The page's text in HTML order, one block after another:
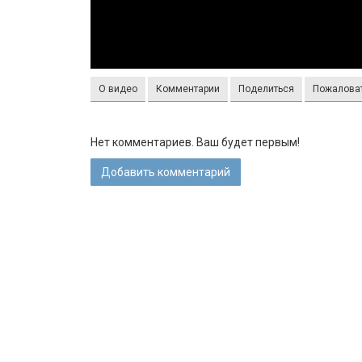
О видео Комментарии Поделиться
Нет комментариев. Ваш будет первым!
Добавить комментарий